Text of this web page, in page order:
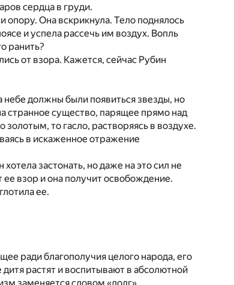
сердца в груди.
опору. Она вскрикнула. Тело поднялось
и успела рассечь им воздух. Вопль
ранить?
от взора. Кажется, сейчас Рубин
должны были появиться звезды, но
странное существо, парящее прямо над
то гасло, растворяясь в воздухе.
в искаженное отражение
застонать, но даже на это сил не
ее взор и она получит освобождение.
ее.
ради благополучия целого народа, его
растят и воспитывают в абсолютной